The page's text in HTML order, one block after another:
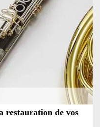
restauration de vos